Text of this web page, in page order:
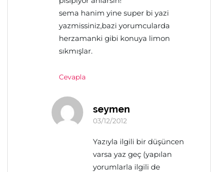
sema hanim yine super bi yazi
yazmissiniz,bazi yorumcularda
herzamanki gibi konuya limon
sıkmışlar.
Cevapla
seymen
03/12/2012
Yazıyla ilgili bir düşüncen
varsa yaz geç (yapılan
yorumlarla ilgili de